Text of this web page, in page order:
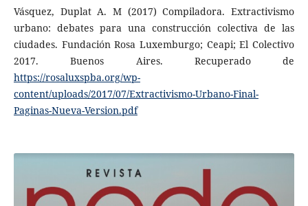
Vásquez, Duplat A. M (2017) Compiladora. Extractivismo
urbano: debates para una construcción colectiva de las
ciudades. Fundación Rosa Luxemburgo; Ceapi; El Colectivo
2017. Buenos Aires. Recuperado de
https://rosaluxspba.org/wp-
content/uploads/2017/07/Extractivismo-Urbano-Final-
Paginas-Nueva-Version.pdf